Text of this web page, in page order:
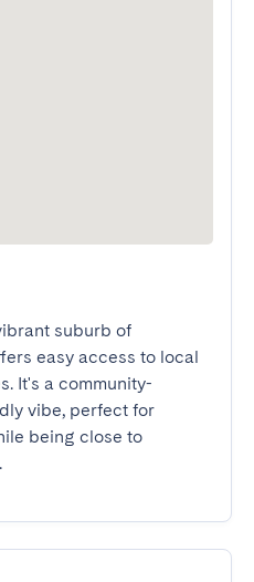
suburb of
easy access to local
It's a community-
vibe, perfect for
being close to